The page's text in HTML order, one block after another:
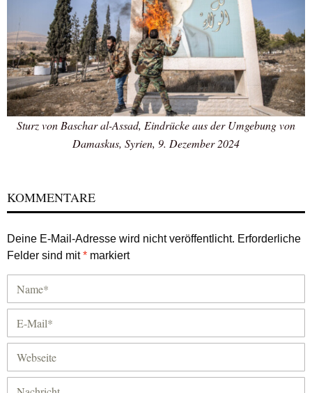
Sturz von Baschar al-Assad, Eindrücke aus der Umgebung von
Damaskus, Syrien, 9. Dezember 2024
KOMMENTARE
Deine E-Mail-Adresse wird nicht veröffentlicht. Erforderliche
Felder sind mit* markiert